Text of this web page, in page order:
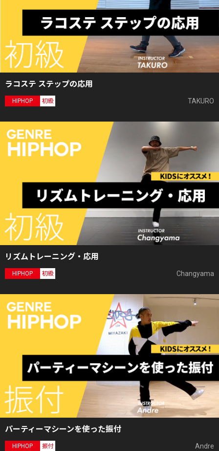
ラコステ ステップの応用
HIPHOP 初級 TAKURO
リズムトレーニング・応用
HIPHOP 初級 Changyama
パーティーマシーンを使った振付
HIPHOP 振付 Andre